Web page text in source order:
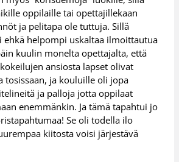
oppilaille tai opettajillekaan
ja pelitapa ole tuttuja. Sillä
ehkä helpompi uskaltaa ilmoittautua
kuulin monelta opettajalta, että
ansiosta lapset olivat
tosissaan, ja kouluille oli jopa
ja palloja jotta oppilaat
enemmänkin. Ja tämä tapahtui jo
Se oli todella ilo
kiitosta voisi järjestävä